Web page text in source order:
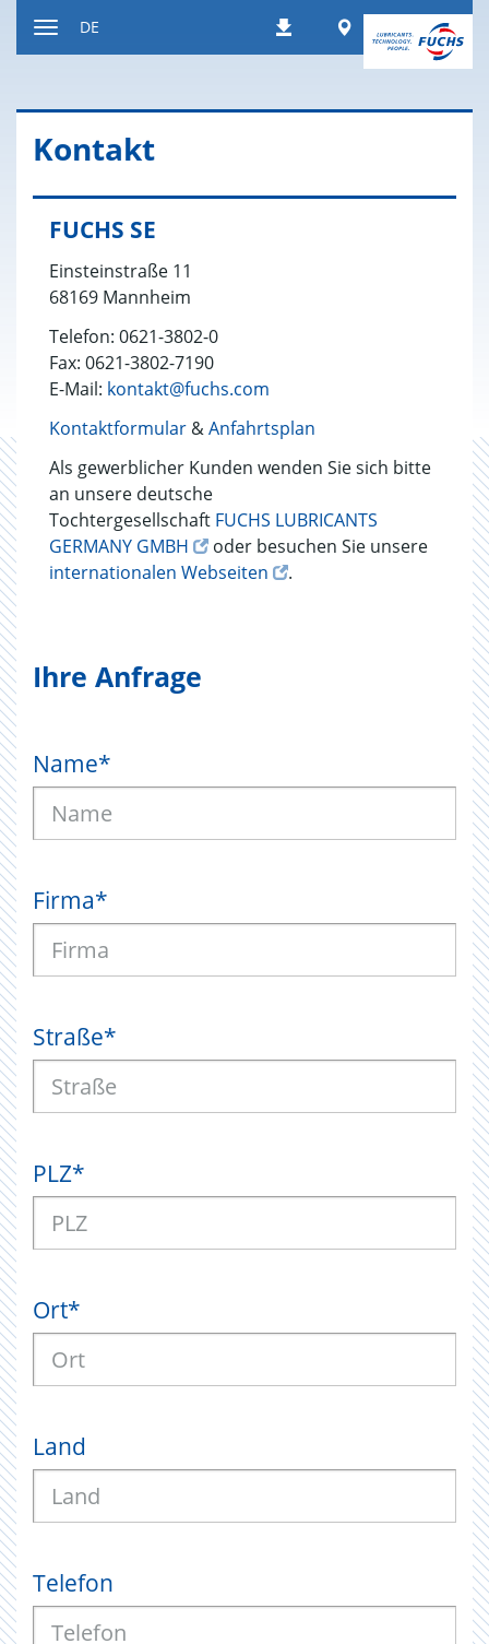
Inhalt
DownloadsWorldwide
DE
Kon­takt
FUCHS SE
Einsteinstraße 11
68169 Mannheim
Telefon: 0621-3802-0
Fax: 0621-3802-7190
E-Mail: kontakt@fuchs.com
Kontaktformular &Anfahrtsplan
Als gewerblicher Kunden wenden Sie sich bitte
an unsere deutsche
Tochtergesellschaft FUCHS LUBRICANTS
GERMANY GMBH
oder besuchen Sie unsere
internationalen Webseiten
.
Ihre Anfrage
Name*
Firma*
Straße*
PLZ*
Ort*
Land
Telefon